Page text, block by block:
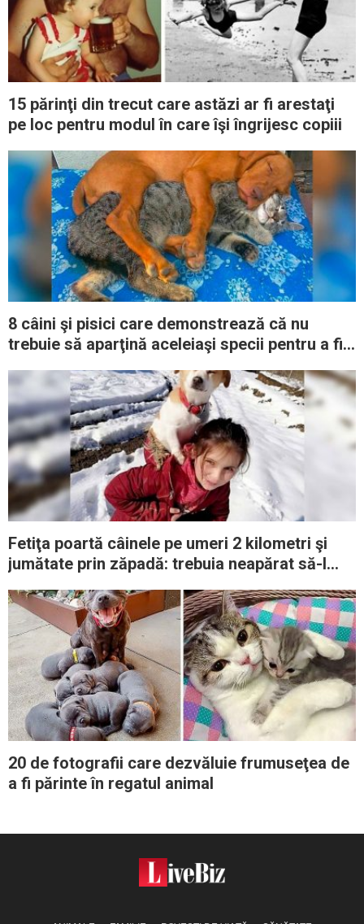
15 părinţi din trecut care astăzi ar fi arestaţi
pe loc pentru modul în care îşi îngrijesc copiii
8 câini şi pisici care demonstrează că nu
trebuie să aparţină aceleiaşi specii pentru a fi
Fetiţa poartă câinele pe umeri 2 kilometri şi
jumătate prin zăpadă: trebuia neapărat să-l
20 de fotografii care dezvăluie frumuseţea de
a fi părinte în regatul animal